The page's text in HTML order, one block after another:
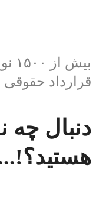
قرارداد حقوقی
دنبال چه